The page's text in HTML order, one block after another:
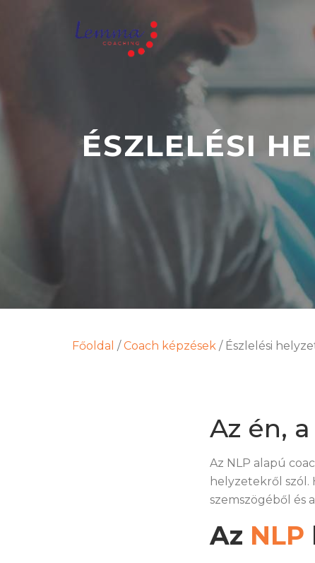
ÉSZLELÉSI
Főoldal / Coach képzések / Észlelési
Az én,
Az NLP alapú
helyzetekről szól.
szemszögéből és
Az NLP